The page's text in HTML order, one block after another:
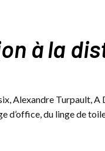
à la
Alexandre Turpault,
d’office, du linge de